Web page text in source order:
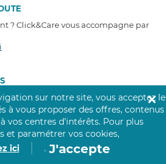
? Click&Care vous accompagne par
récoltés sur
sur notre site, vous acceptez le
à vous proposer des offres, contenus
vos centres d’intérêts. Pour plus
et paramétrer vos cookies,
ici
. J'accepte
✕